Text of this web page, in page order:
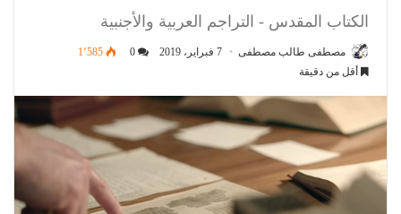
الكتاب المقدس - التراجم العربية والأجنبية
مصطفى طالب مصطفى 7 فبراير، 2019
1٬585
أقل من دقيقة